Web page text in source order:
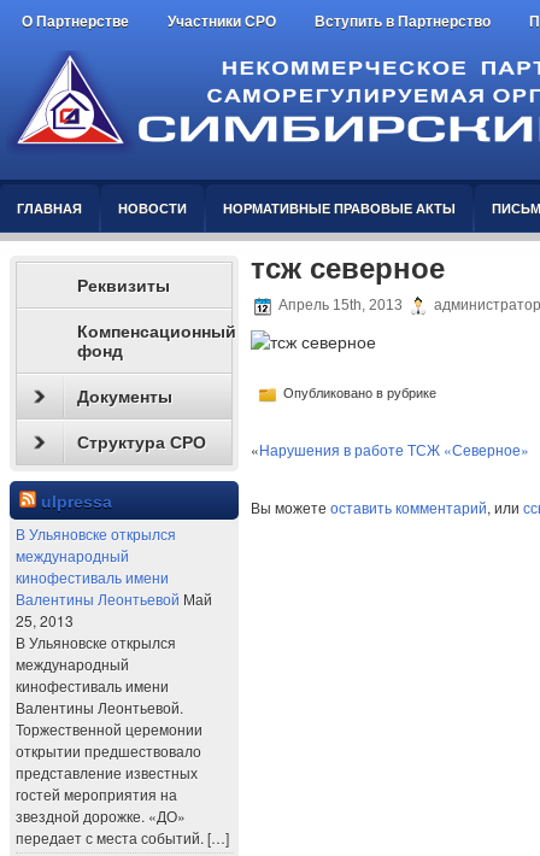
О Партнерстве Участники СРО Вступить в Партнерство
ГЛАВНАЯ НОВОСТИ НОРМАТИВНЫЕ ПРАВОВЫЕ АКТЫ
Реквизиты
Компенсационный
фонд
Документы
Структура СРО
ulpressa
В Ульяновске открылся
международный
кинофестиваль имени
Валентины Леонтьевой Май
25, 2013
В Ульяновске открылся
международный
кинофестиваль имени
Валентины Леонтьевой.
Торжественной церемонии
открытии предшествовало
представление известных
гостей мероприятия на
звездной дорожке. «ДО»
передает с места событий. […]
тсж северное
Апрель 15th, 2013 администратор
Опубликовано в рубрике
«Нарушения в работе ТСЖ «Северное»
Вы можете оставить комментарий, или